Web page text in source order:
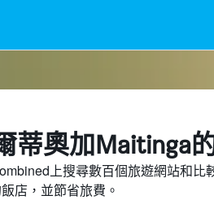
蒂奧加Maitinga​
上搜尋數百個旅遊網站和比
店，並節省旅費。